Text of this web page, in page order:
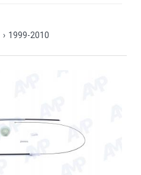
› 1999-2010